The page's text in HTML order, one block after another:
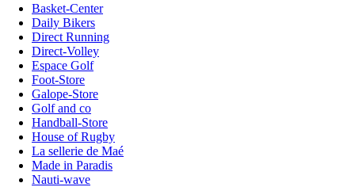
Basket-Center
Daily Bikers
Direct Running
Direct-Volley
Espace Golf
Foot-Store
Galope-Store
Golf and co
Handball-Store
House of Rugby
La sellerie de Maé
Made in Paradis
Nauti-wave